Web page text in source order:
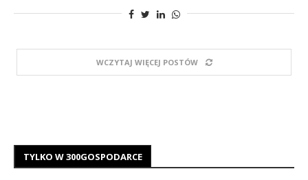
WCZYTAJ WIĘCEJ POSTÓW
TYLKO W 300GOSPODARCE